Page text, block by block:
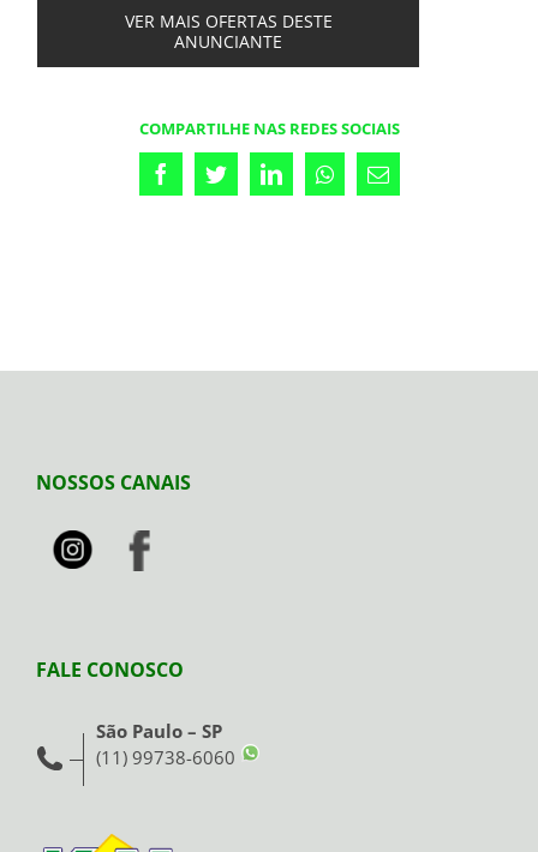
VER MAIS OFERTAS DESTE
ANUNCIANTE
COMPARTILHE NAS REDES SOCIAIS
FacebookTwitterLinkedInWhatsappEmail
NOSSOS CANAIS
FALE CONOSCO
São Paulo – SP
(11) 99738-6060